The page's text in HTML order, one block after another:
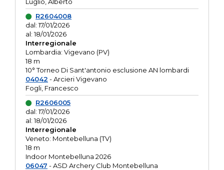
R2604008
dal: 17/01/2026
al: 18/01/2026
Interregionale
Lombardia: Vigevano (PV)
18 m
10° Torneo Di Sant'antonio esclusione AN lombardi
04042 - Arcieri Vigevano
Fogli, Francesco
R2606005
dal: 17/01/2026
al: 18/01/2026
Interregionale
Veneto: Montebelluna (TV)
18 m
Indoor Montebelluna 2026
06047 - ASD Archery Club Montebelluna